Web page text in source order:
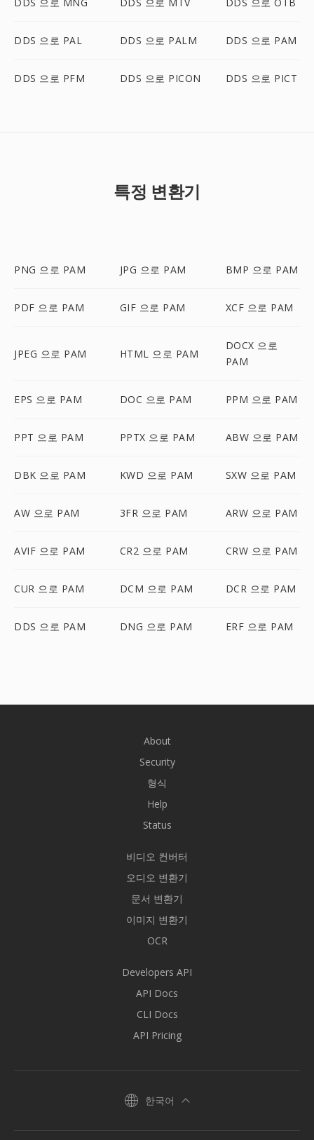
DDS 으로 PAL DDS 으로 PALM DDS 으로 PAM
DDS 으로 PFM DDS 으로 PICON DDS 으로 PICT
특정 변환기
PNG 으로 PAM JPG 으로 PAM BMP 으로 PAM
PDF 으로 PAM GIF 으로 PAM XCF 으로 PAM
JPEG 으로 PAM HTML 으로 PAM
DOCX 으로
PAM
EPS 으로 PAM DOC 으로 PAM PPM 으로 PAM
PPT 으로 PAM PPTX 으로 PAM ABW 으로 PAM
DBK 으로 PAM KWD 으로 PAM SXW 으로 PAM
AW 으로 PAM 3FR 으로 PAM ARW 으로 PAM
AVIF 으로 PAM CR2 으로 PAM CRW 으로 PAM
CUR 으로 PAM DCM 으로 PAM DCR 으로 PAM
DDS 으로 PAM DNG 으로 PAM ERF 으로 PAM
About
Security
형식
Help
Status
비디오 컨버터
오디오 변환기
문서 변환기
이미지 변환기
OCR
Developers API
API Docs
CLI Docs
API Pricing
한국어